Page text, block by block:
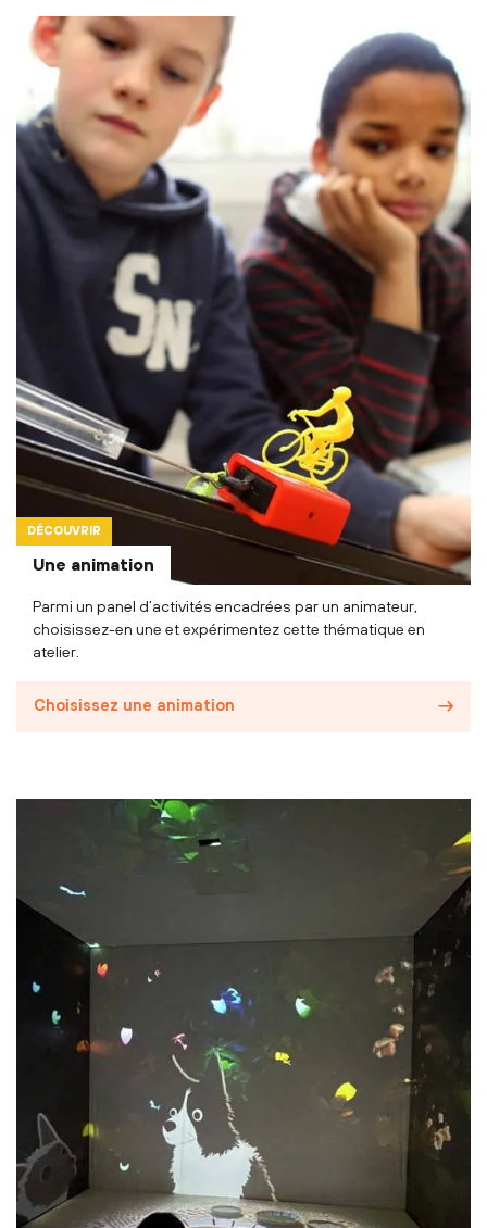
Une animation
DÉCOUVRIR
Parmi un panel d’activités encadrées par un animateur,
choisissez-en une et expérimentez cette thématique en
atelier.
Choisissez une animation